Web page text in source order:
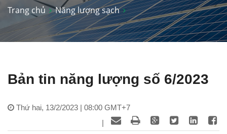
Trang chủ Năng lượng sạch
Bản tin năng lượng số 6/2023
Thứ hai, 13/2/2023 | 08:00 GMT+7
|